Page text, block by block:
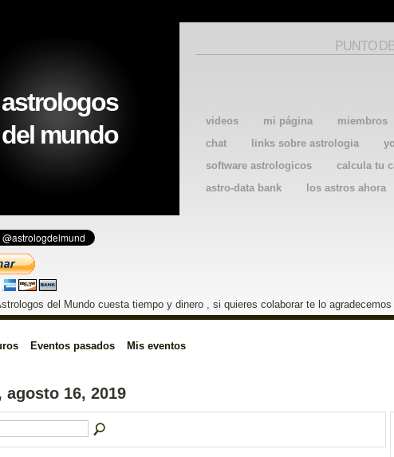
videos mi página miembros
chat
links sobre astrologia
software astrologicos
calcula tu
astro-data bank
los astros ahora
astrologos
del mundo
PUNTO
del Mundo cuesta tiempo y dinero , si quieres colaborar te lo
Eventos pasados Mis eventos
agosto 16, 2019